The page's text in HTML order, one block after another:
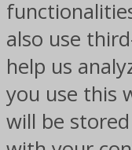
also use
help us
you use this
will be